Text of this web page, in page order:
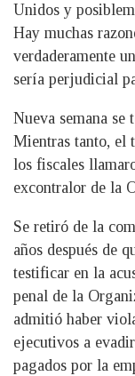
Unidos y
Hay muchas
verdaderamente
sería perjudicial
Nueva semana se
Mientras tanto, el
los fiscales
excontralor de la
Se retiró de la
años después de
testificar en la
penal de la
admitió haber
ejecutivos a
pagados por la